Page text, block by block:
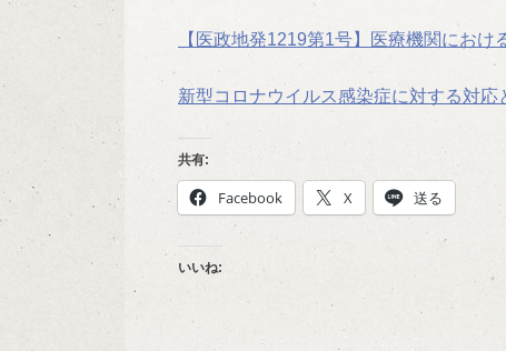
【医政地発1219第1号】医療機関におけ
新型コロナウイルス感染症に対する対応
共有:
Facebook X 送る
いいね: